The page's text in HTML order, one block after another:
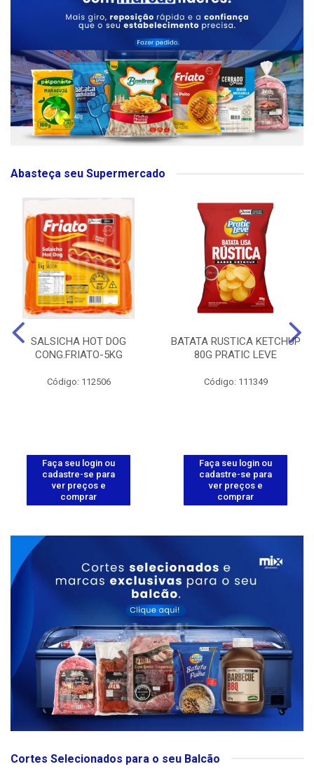
Abasteça seu Supermercado
SALSICHA HOT DOG
CONG.FRIATO-5KG
Código: 112506
Faça seu login ou
cadastre-se para
ver preços e
comprar
BATATA RUSTICA KETCHUP
80G PRATIC LEVE
Código: 111349
Faça seu login ou
cadastre-se para
ver preços e
comprar
Cortes Selecionados para o seu Balcão